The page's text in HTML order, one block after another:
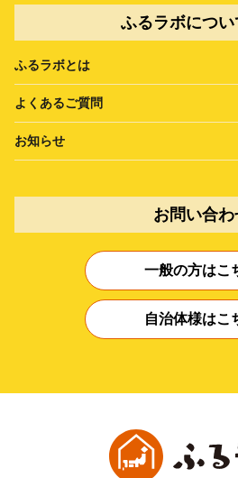
ふるラボについ
ふるラボとは
よくあるご質問
お知らせ
お問い合わ
一般の方はこ
自治体様はこ